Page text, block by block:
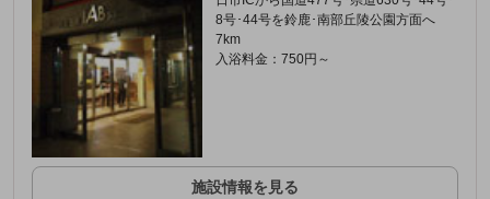
8号･44号を鈴鹿･南部丘陵公園方面へ
7km
入浴料金：750円～
施設情報を見る